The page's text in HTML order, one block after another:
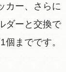
カー、さらに
ダーと交換で
までです。